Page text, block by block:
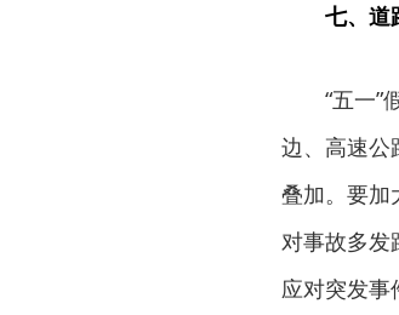
七、道
“五一”
边、高速公
叠加。要加
对事故多发
应对突发事